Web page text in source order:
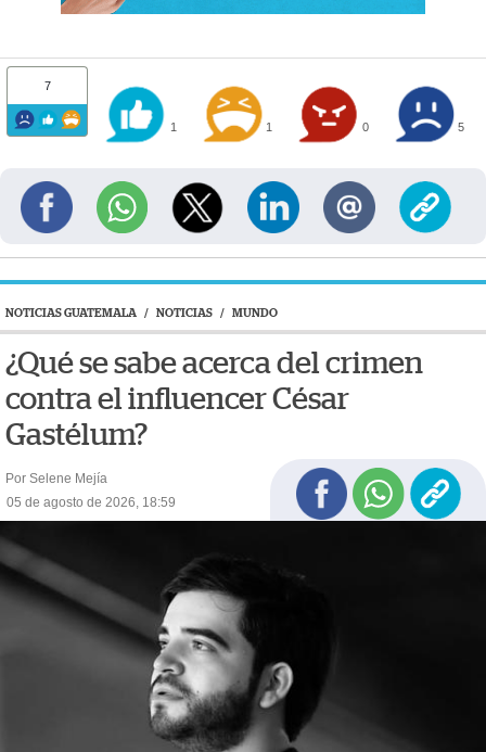
7
1 1 0 5
NOTICIAS GUATEMALA / NOTICIAS / MUNDO
¿Qué se sabe acerca del crimen
contra el influencer César
Gastélum?
Por Selene Mejía
05 de agosto de 2026, 18:59